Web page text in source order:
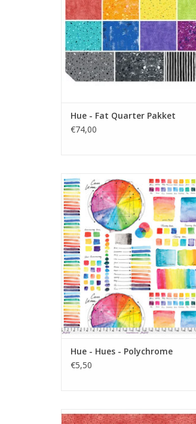
Hue - Fat Quarter Pakket
€74,00
multi-color kleurenleer
TOEVOEGEN AAN WINKELWAGEN
Hue - Hues - Polychrome
€5,50
rood met geografisch lijnmotief